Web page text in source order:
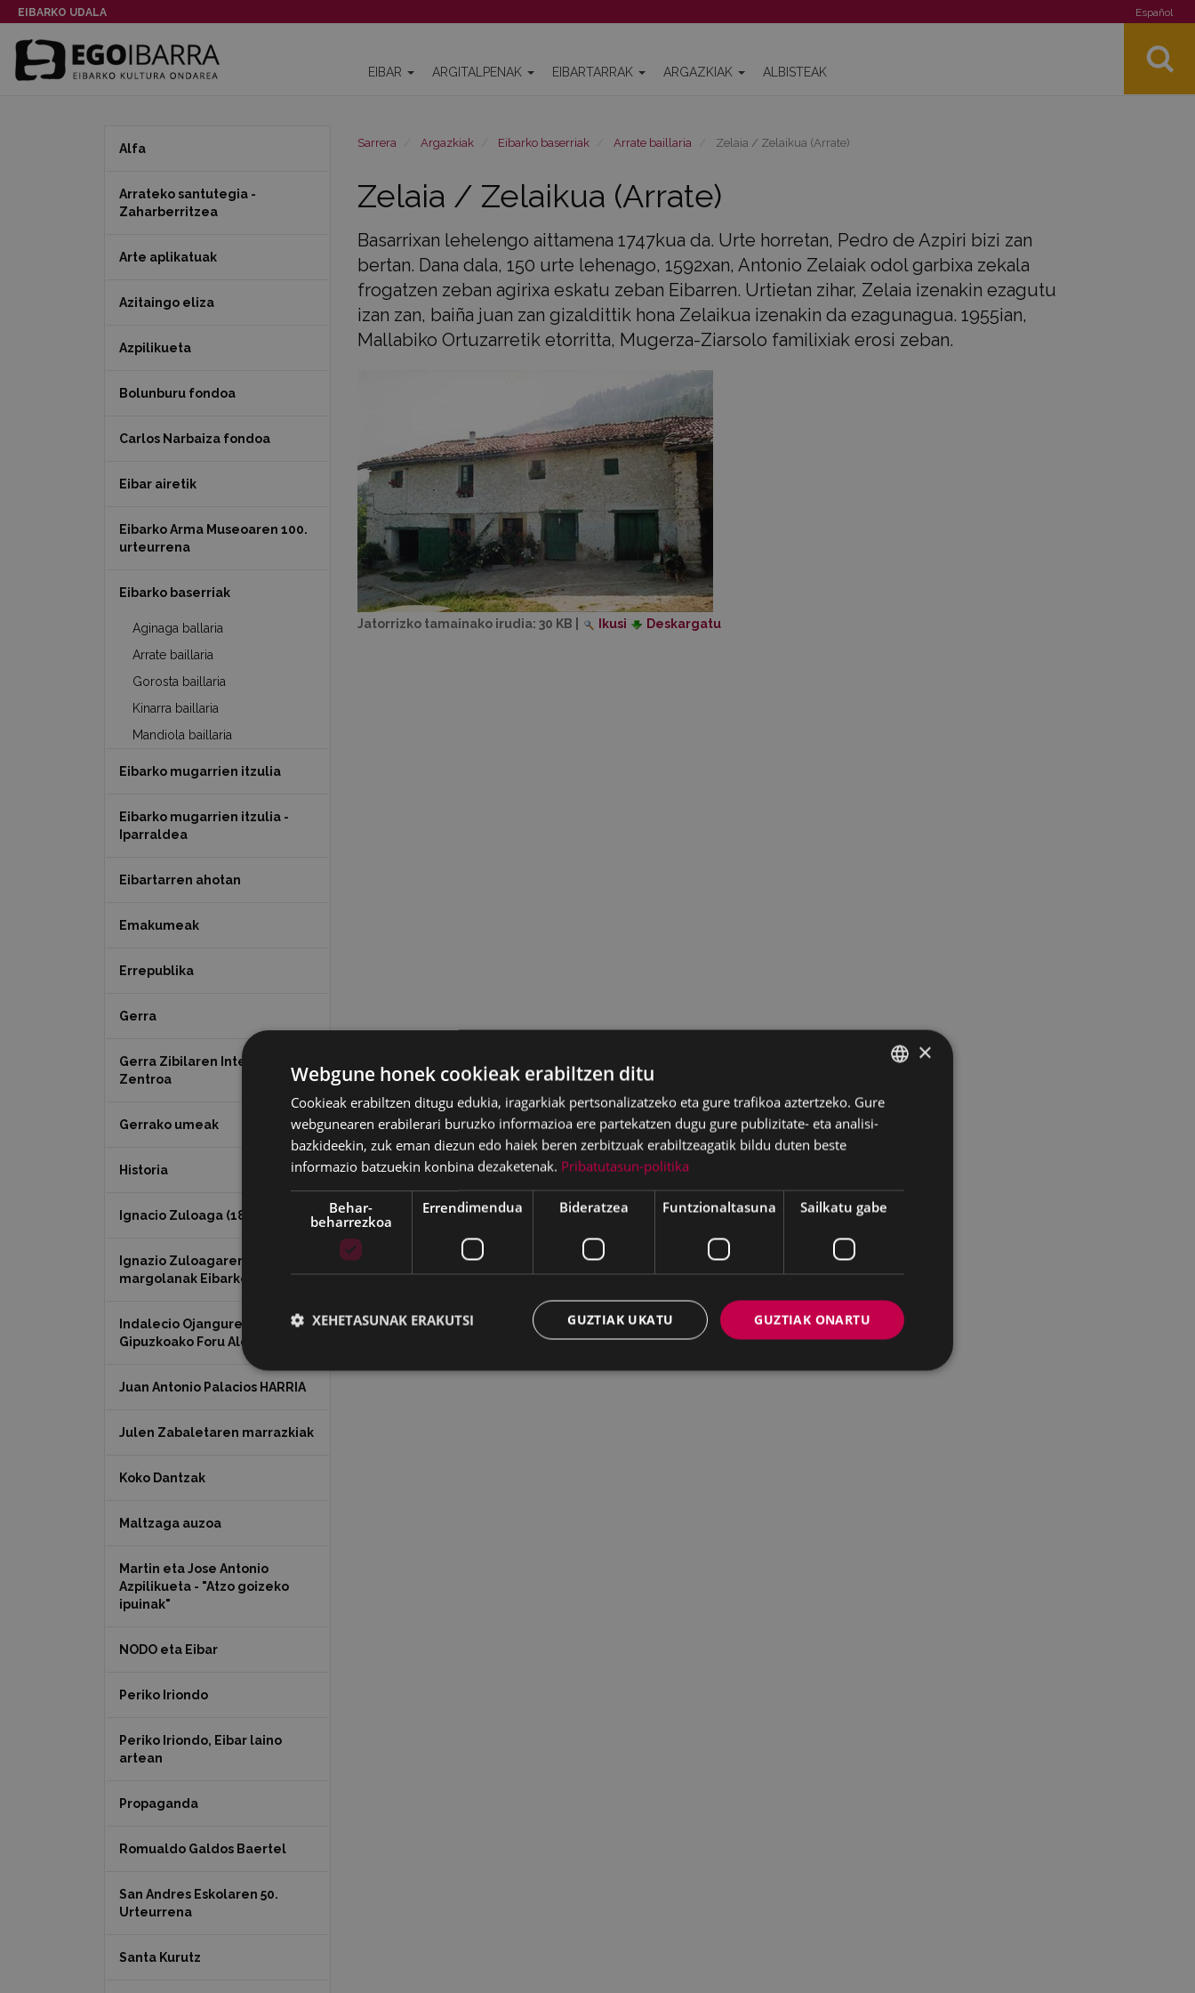
EIBARKO UDALA Español
EIBAR ARGITALPENAK EIBARTARRAK ARGAZKIAK ALBISTEAK
Sarrera Argazkiak Eibarko baserriak Arrate baillaria Zelaia / Zelaikua (Arrate)
Zelaia / Zelaikua (Arrate)
Basarrixan lehelengo aittamena 1747kua da. Urte horretan, Pedro de Azpiri bizi zan
bertan. Dana dala, 150 urte lehenago, 1592xan, Antonio Zelaiak odol garbixa zekala
frogatzen zeban agirixa eskatu zeban Eibarren. Urtietan zihar, Zelaia izenakin ezagutu
izan zan, baiña juan zan gizaldittik hona Zelaikua izenakin da ezagunagua. 1955ian,
Mallabiko Ortuzarretik etorritta, Mugerza-Ziarsolo familixiak erosi zeban.
Jatorrizko tamainako irudia: 30 KB Ikusi Deskargatu
Alfa
Arrateko santutegia -
Zaharberritzea
Arte aplikatuak
Azitaingo eliza
Azpilikueta
Bolunburu fondoa
Carlos Narbaiza fondoa
Eibar airetik
Eibarko Arma Museoaren 100.
urteurrena
Eibarko baserriak
Aginaga ballaria
Arrate baillaria
Gorosta baillaria
Kinarra baillaria
Mandiola baillaria
Eibarko mugarrien itzulia
Eibarko mugarrien itzulia -
Iparraldea
Eibartarren ahotan
Emakumeak
Errepublika
Gerra
Gerra Zibilaren Interpretazio
Zentroa
Gerrako umeak
Historia
Ignacio Zuloaga (1870-2020)
Ignazio Zuloagaren
margolanak Eibarko dendetan
Indalecio Ojanguren,
Gipuzkoako Foru Aldundia
Juan Antonio Palacios HARRIA
Julen Zabaletaren marrazkiak
Koko Dantzak
Maltzaga auzoa
Martin eta Jose Antonio
Azpilikueta - "Atzo goizeko
ipuinak"
NODO eta Eibar
Periko Iriondo
Periko Iriondo, Eibar laino
artean
Propaganda
Romualdo Galdos Baertel
San Andres Eskolaren 50.
Urteurrena
Santa Kurutz
BASQUE
SPANISH
×
Webgune honek cookieak erabiltzen ditu
Cookieak erabiltzen ditugu edukia, iragarkiak pertsonalizatzeko eta gure trafikoa aztertzeko. Gure
webgunearen erabilerari buruzko informazioa ere partekatzen dugu gure publizitate- eta analisi-
bazkideekin, zuk eman diezun edo haiek beren zerbitzuak erabiltzeagatik bildu duten beste
informazio batzuekin konbina dezaketenak. Pribatutasun-politika
Behar-
beharrezkoa
Errendimendua Bideratzea Funtzionaltasuna Sailkatu gabe
GUZTIAK ONARTU
GUZTIAK UKATU
XEHETASUNAK ERAKUTSI